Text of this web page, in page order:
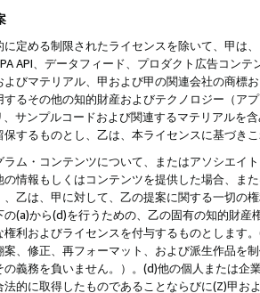
定める制限されたライセンスを除いて、甲は
API、データフィード、プロダクト広告コン
よびマテリアル、甲および甲の関連会社の商
るその他の知的財産およびテクノロジー（ア
、サンプルコードおよび関連するマテリアル
するものとし、乙は、本ライセンスに基づき
ム・コンテンツについて、またはアソシエイ
の情報もしくはコンテンツを提供した場合、ま
、乙は、甲に対して、乙の提案に関する一切
の(a)から(d)を行うための、乙の固有の知的財
利およびライセンスを付与するものとします
、修正、再フォーマット、および派生作品を
の義務を負いません。）。(d)他の個人または
法的に取得したものであることならびに(Z)甲